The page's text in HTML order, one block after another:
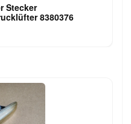
Stecker
8380376